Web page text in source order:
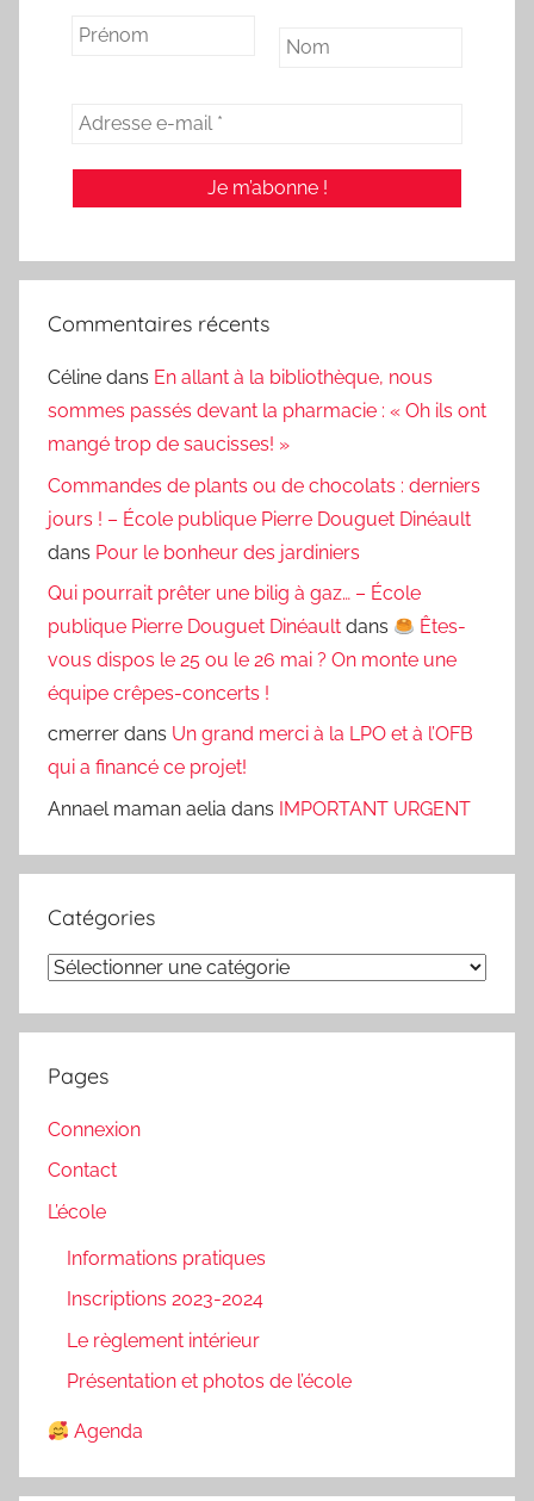
Commentaires récents
Céline dans En allant à la bibliothèque, nous
sommes passés devant la pharmacie : « Oh ils ont
mangé trop de saucisses! »
Commandes de plants ou de chocolats : derniers
jours ! – École publique Pierre Douguet Dinéault
dans Pour le bonheur des jardiniers
Qui pourrait prêter une bilig à gaz… – École
publique Pierre Douguet Dinéault dans
Êtes-
vous dispos le 25 ou le 26 mai ? On monte une
équipe crêpes-concerts !
cmerrer dans Un grand merci à la LPO et à l’OFB
qui a financé ce projet!
Annael maman aelia dans IMPORTANT URGENT
Catégories
Catégories
Pages
Connexion
Contact
L’école
Informations pratiques
Inscriptions 2023-2024
Le règlement intérieur
Présentation et photos de l’école
Agenda